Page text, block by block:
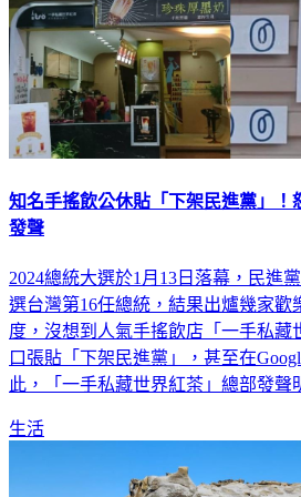
知名手搖飲公休貼「下架民進黨」
發聲
2024總統大選於1月13日落幕，民進
選台灣第16任總統，結果出爐幾家歡
度，沒想到人氣手搖飲店「一手私藏
口張貼「下架民進黨」，甚至在
此，「一手私藏世界紅茶」總部發聲
生活